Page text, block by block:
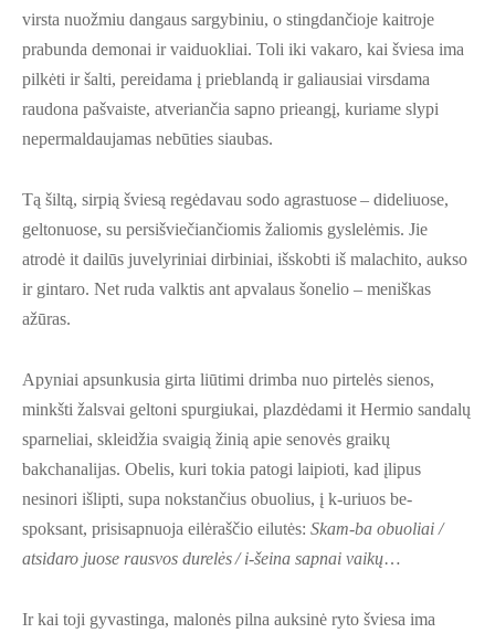
virsta nuožmiu dangaus sargybiniu, o stingdančioje kaitroje
prabunda demonai ir vaiduokliai. Toli iki vakaro, kai šviesa ima
pilkėti ir šalti, pereidama į prieblandą ir galiausiai virsdama
raudona pašvaiste, atveriančia sapno prieangį, kuriame slypi
nepermaldaujamas nebūties siaubas.
Tą šiltą, sirpią šviesą regėdavau sodo agrastuose – dideliuose,
geltonuose, su persišviečiančiomis žaliomis gyslelėmis. Jie
atrodė it dailūs juvelyriniai dirbiniai, išskobti iš malachito, aukso
ir gintaro. Net ruda valktis ant apvalaus šonelio – meniškas
ažūras.
Apyniai apsunkusia girta liūtimi drimba nuo pirtelės sienos,
minkšti žalsvai geltoni spurgiukai, plazdėdami it Hermio sandalų
sparneliai, skleidžia svaigią žinią apie senovės graikų
bakchanalijas. Obelis, kuri tokia patogi laipioti, kad įlipus
nesinori išlipti, supa nokstančius obuolius, į k-uriuos be-
spoksant, prisisapnuoja eilėraščio eilutės: Skam-ba obuoliai /
atsidaro juose rausvos durelės / i-šeina sapnai vaikų…
Ir kai toji gyvastinga, malonės pilna auksinė ryto šviesa ima